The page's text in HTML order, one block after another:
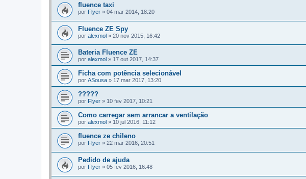
fluence taxi
por Flyer » 04 mar 2014, 18:20
Fluence ZE Spy
por alexmol » 20 nov 2015, 16:42
Bateria Fluence ZE
por alexmol » 17 out 2017, 14:37
Ficha com potência selecionável
por ASousa » 17 mar 2017, 13:20
?????
por Flyer » 10 fev 2017, 10:21
Como carregar sem arrancar a ventilação
por alexmol » 10 jul 2016, 11:12
fluence ze chileno
por Flyer » 22 mar 2016, 20:51
Pedido de ajuda
por Flyer » 05 fev 2016, 16:48